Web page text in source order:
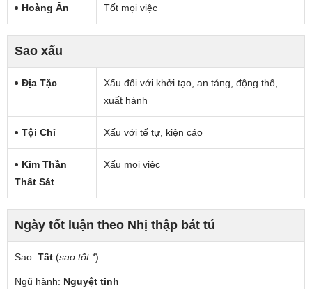
Hoàng Ân Tốt mọi việc
Sao xấu
Địa Tặc
Xấu đối với khởi tạo, an táng, động thổ,
xuất hành
Tội Chỉ Xấu với tế tự, kiện cáo
Kim Thần
Thất Sát
Xấu mọi việc
Ngày tốt luận theo Nhị thập bát tú
Sao: Tất (sao tốt *)
Ngũ hành: Nguyệt tinh